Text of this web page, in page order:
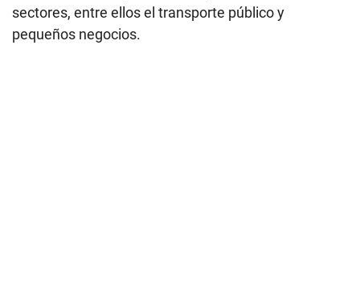
sectores, entre ellos el transporte público y
pequeños negocios.